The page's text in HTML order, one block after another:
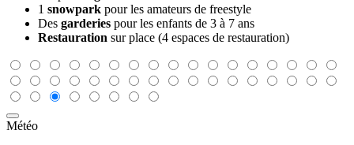
1 snowpark pour les amateurs de freestyle
Des garderies pour les enfants de 3 à 7 ans
Restauration sur place (4 espaces de restauration)
Météo